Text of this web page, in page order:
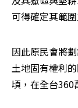
可得確定其範
因此原民會將
土地固有權利
頃，在全台360